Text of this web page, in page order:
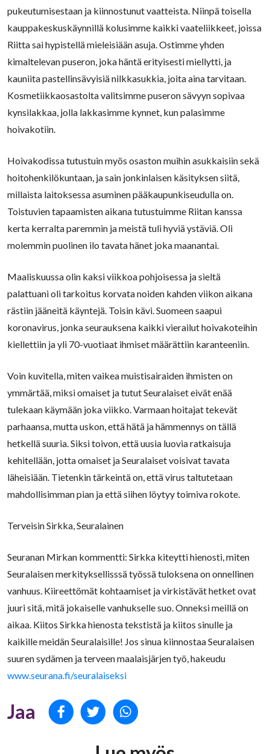
pukeutumisestaan ja kiinnostunut vaatteista. Niinpä toisella
kauppakeskuskäynnillä kolusimme kaikki vaateliikkeet, joissa
Riitta sai hypistellä mieleisiään asuja. Ostimme yhden
kimaltelevan puseron, joka häntä erityisesti miellytti, ja
kauniita pastellinsävyisiä nilkkasukkia, joita aina tarvitaan.
Kosmetiikkaosastolta valitsimme puseron sävyyn sopivaa
kynsilakkaa, jolla lakkasimme kynnet, kun palasimme
hoivakotiin.
Hoivakodissa tutustuin myös osaston muihin asukkaisiin sekä
hoitohenkilökuntaan, ja sain jonkinlaisen käsityksen siitä,
millaista laitoksessa asuminen pääkaupunkiseudulla on.
Toistuvien tapaamisten aikana tutustuimme Riitan kanssa
kerta kerralta paremmin ja meistä tuli hyviä ystäviä. Oli
molemmin puolinen ilo tavata hänet joka maanantai.
Maaliskuussa olin kaksi viikkoa pohjoisessa ja sieltä
palattuani oli tarkoitus korvata noiden kahden viikon aikana
rästiin jääneitä käyntejä. Toisin kävi. Suomeen saapui
koronavirus, jonka seurauksena kaikki vierailut hoivakoteihin
kiellettiin ja yli 70-vuotiaat ihmiset määrättiin karanteeniin.
Voin kuvitella, miten vaikea muistisairaiden ihmisten on
ymmärtää, miksi omaiset ja tutut Seuralaiset eivät enää
tulekaan käymään joka viikko. Varmaan hoitajat tekevät
parhaansa, mutta uskon, että hätä ja hämmennys on tällä
hetkellä suuria. Siksi toivon, että uusia luovia ratkaisuja
kehitellään, jotta omaiset ja Seuralaiset voisivat tavata
läheisiään. Tietenkin tärkeintä on, että virus taltutetaan
mahdollisimman pian ja että siihen löytyy toimiva rokote.
Terveisin Sirkka, Seuralainen
Seuranan Mirkan kommentti: Sirkka kiteytti hienosti, miten
Seuralaisen merkityksellisssä työssä tuloksena on onnellinen
vanhuus. Kiireettömät kohtaamiset ja virkistävät hetket ovat
juuri sitä, mitä jokaiselle vanhukselle suo. Onneksi meillä on
aikaa. Kiitos Sirkka hienosta tekstistä ja kiitos sinulle ja
kaikille meidän Seuralaisille! Jos sinua kiinnostaa Seuralaisen
suuren sydämen ja terveen maalaisjärjen työ, hakeudu
www.seurana.fi/seuralaiseksi
Jaa Jaa Facekookiin
Jaa Twitteriin